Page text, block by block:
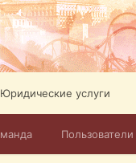
Пользователи
Юридические услуги
Абонемент на 4
+972-526-384-339